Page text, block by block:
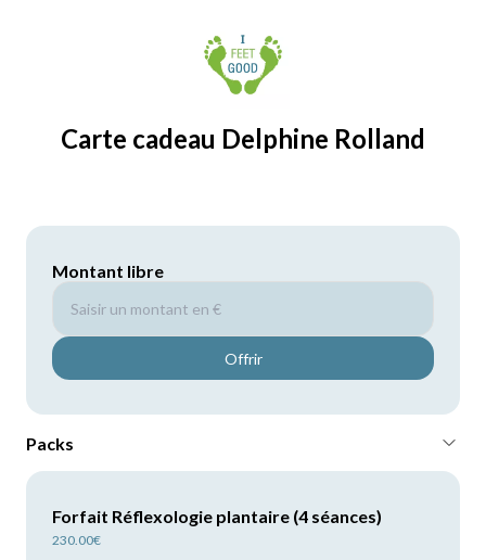
Carte cadeau Delphine Rolland
Montant libre
Offrir
Packs
Forfait Réflexologie plantaire (4 séances)
230.00€